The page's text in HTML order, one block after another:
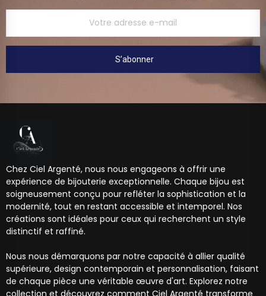
S’abonner
Chez Ciel Argenté, nous nous engageons à offrir une
expérience de bijouterie exceptionnelle. Chaque bijou est
soigneusement conçu pour refléter la sophistication et la
modernité, tout en restant accessible et intemporel. Nos
créations sont idéales pour ceux qui recherchent un style
distinctif et raffiné.
Nous nous démarquons par notre capacité à allier qualité
supérieure, design contemporain et personnalisation, faisant
de chaque pièce une véritable œuvre d'art. Explorez notre